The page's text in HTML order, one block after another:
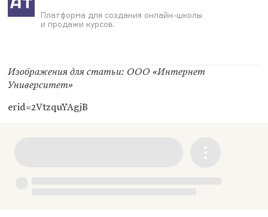
Платформа для создания онлайн-школы
и продажи курсов.
Изображения для статьи: ООО «Интернет
Университет»
erid=2VtzquYAgjB